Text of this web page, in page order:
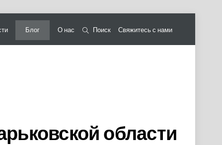
Блог О нас Поиск Свяжитесь с нами
области